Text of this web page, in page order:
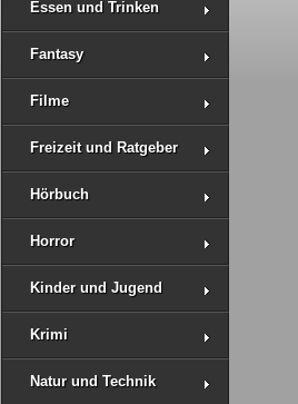
Essen und Trinken
Fantasy
Filme
Freizeit und Ratgeber
Hörbuch
Horror
Kinder und Jugend
Krimi
Natur und Technik